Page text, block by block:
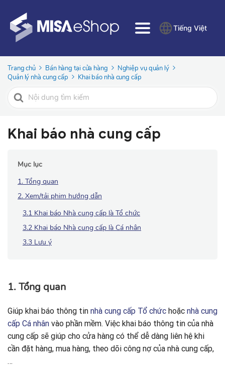
Tiếng Việt
Trang chủ Bán hàng tại cửa hàng
Nghiệp vụ quản lý
Quản lý nhà cung cấp
Khai báo nhà cung cấp
Tìm
kiếm
Khai báo nhà cung cấp
Mục lục
1. Tổng quan
2. Xem/tải phim hướng dẫn
3.1 Khai báo Nhà cung cấp là Tổ chức
3.2 Khai báo Nhà cung cấp là Cá nhân
3.3 Lưu ý
1. Tổng quan
Giúp khai báo thông tin nhà cung cấp Tổ chức hoặc nhà cung
cấp Cá nhân vào phần mềm. Việc khai báo thông tin của nhà
cung cấp sẽ giúp cho cửa hàng có thể dễ dàng liên hệ khi
cần đặt hàng, mua hàng, theo dõi công nợ của nhà cung cấp,
…